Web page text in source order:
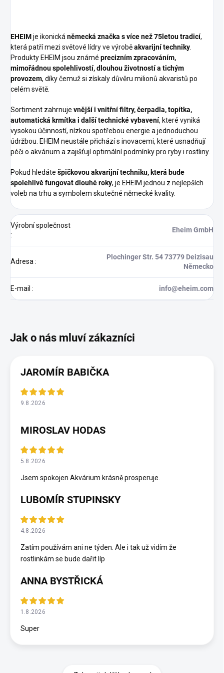
EHEIMje ikonická německá značka s více než 75letou tradicí,
která patří mezi světové lídry ve výroběakvarijní techniky
Produkty EHEIM jsou známé precizním zpracováním,
mimořádnou spolehlivostí, dlouhou životností a tichým
provozem, díky čemuž si získaly důvěru milionů akvaristů po
celém světě.
Sortiment zahrnuje vnější i vnitřní filtry, čerpadla, topítka,
automatická krmítka i další technické vybavení, které vyniká
vysokou účinností, nízkou spotřebou energie a jednoduchou
údržbou. EHEIM neustále přichází s inovacemi, které usnadňují
péči o akvárium a zajišťují optimální podmínky pro ryby i rostliny.
Pokud hledáte špičkovou akvarijní techniku, která bude
spolehlivě fungovat dlouhé roky, je EHEIM jednou z nejlepších
voleb na trhu a symbolem skutečné německé kvality.
Výrobní společnost
:
Eheim GmbH
Adresa :
Plochinger Str. 54 73779 Deizisau
Německo
E-mail : info@eheim.com
JAROMÍR BABIČKA
9.8.2026
MIROSLAV HODAS
5.8.2026
Jsem spokojen Akvárium krásně prosperuje.
LUBOMÍR STUPINSKY
4.8.2026
Zatím používám ani ne týden. Ale i tak už vidím že
rostlinkám se bude dařit líp
ANNA BYSTŘICKÁ
1.8.2026
Super